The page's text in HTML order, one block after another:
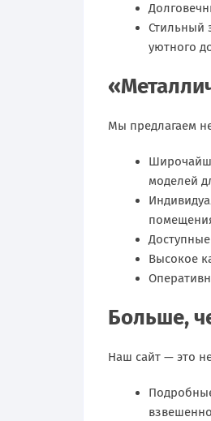
Стильный
уютного
Мы предлагаем
моделей
Высокое
Больше,
Наш сайт — это